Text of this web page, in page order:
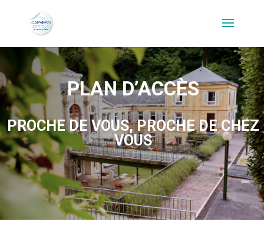
PLAN D’ACCÈS
PROCHE DE VOUS, PROCHE DE CHEZ
VOUS